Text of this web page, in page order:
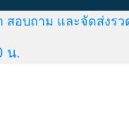
สอบถาม และจัดส่ง
น.